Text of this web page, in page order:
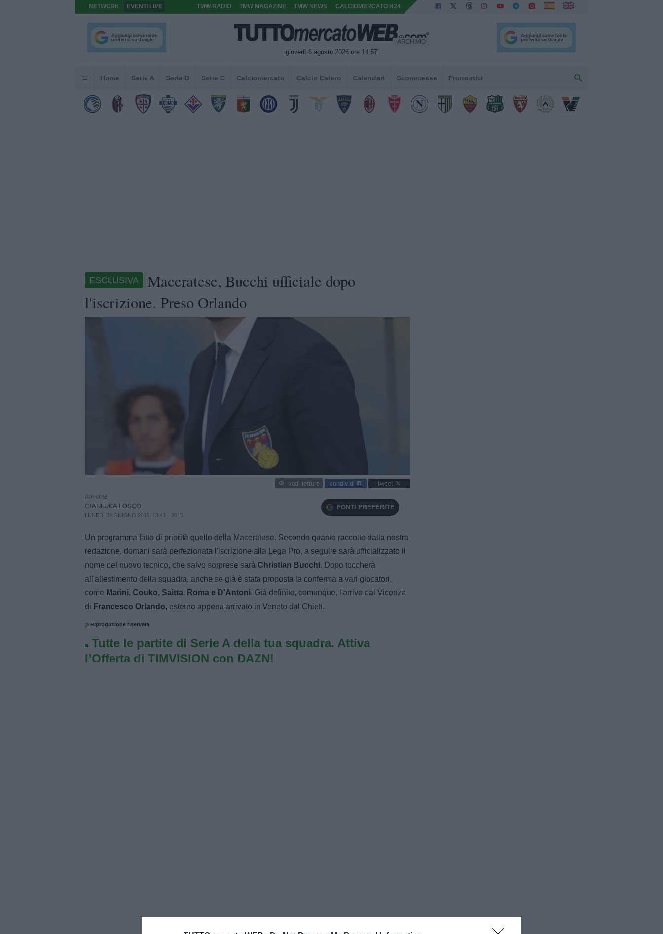
NETWORK EVENTI LIVE TMW RADIO TMW MAGAZINE TMW NEWS CALCIOMERCATO H24
giovedì 6 agosto 2026 ore 14:57
ARCHIVIO
Home Serie A Serie B Serie C Calciomercato Calcio Estero Calendari Scommesse Pronostici
ESCLUSIVA
Maceratese, Bucchi ufficiale dopo
l'iscrizione. Preso Orlando
vedi letture condividi tweet
AUTORE
GIANLUCA LOSCO
LUNEDÌ 29 GIUGNO 2015, 13:41 2015
FONTI PREFERITE
Un programma fatto di priorità quello della Maceratese. Secondo quanto raccolto dalla nostra
redazione, domani sarà perfezionata l'iscrizione alla Lega Pro, a seguire sarà ufficializzato il
nome del nuovo tecnico, che salvo sorprese sarà Christian Bucchi. Dopo toccherà
all'allestimento della squadra, anche se già è stata proposta la conferma a vari giocatori,
come Marini, Couko, Saitta, Roma e D'Antoni. Già definito, comunque, l'arrivo dal Vicenza
di Francesco Orlando, esterno appena arrivato in Veneto dal Chieti.
© Riproduzione riservata
Tutte le partite di Serie A della tua squadra. Attiva
l’Offerta di TIMVISION con DAZN!